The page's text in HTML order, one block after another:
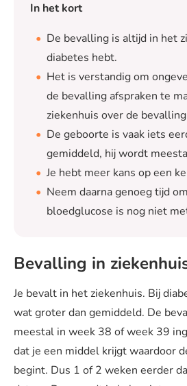
In het kort
De bevalling is altijd in het
diabetes hebt.
Het is verstandig om
de bevalling afspraken te
ziekenhuis over de
De geboorte is vaak iets
gemiddeld, hij wordt
Je hebt meer kans op een
Neem daarna genoeg tijd
bloedglucose is nog niet
Bevalling in
Je bevalt in het ziekenhuis. Bij
wat groter dan gemiddeld. De
meestal in week 38 of week 39
dat je een middel krijgt waardoor
begint. Dus 1 of 2 weken eerder